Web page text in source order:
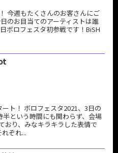
今週もたくさんのお客さんにご
のお目当てのアーティストは誰
ボロフェスタ初参戦です！BiSH
ト！ ボロフェスタ2021、3日の
という時間にも関わらず、会場
おり、みなキラキラした表情で
ぞれ...